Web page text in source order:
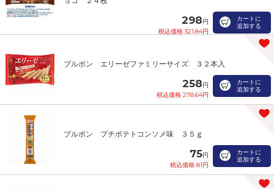
298円
税込価格 321.84円
カートに
追加する
ブルボン エリーゼファミリーサイズ ３２本入
258円
税込価格 278.64円
カートに
追加する
ブルボン プチポテトコンソメ味 ３５ｇ
75円
税込価格 81円
カートに
追加する